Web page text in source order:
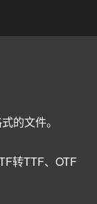
的文件。
转TTF、OTF